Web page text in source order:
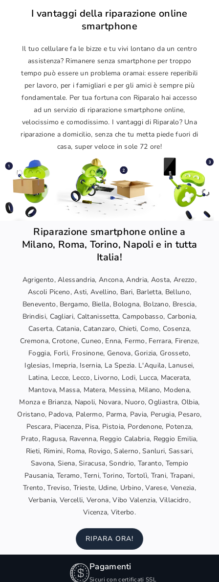
I vantaggi della riparazione online
smartphone
Il tuo cellulare fa le bizze e tu vivi lontano da un centro
assistenza? Rimanere senza smartphone per troppo
tempo può essere un problema oramai: essere reperibili
per lavoro, per i famigliari e per gli amici è sempre più
fondamentale. Per tua fortuna con Riparalo hai accesso
ad un servizio di riparazione smartphone online,
velocissimo e comodissimo. I vantaggi di Riparalo? Una
riparazione a domicilio, senza che tu metta piede fuori di
casa, super veloce in sole 72 ore!
Riparazione smartphone online a
Milano, Roma, Torino, Napoli e in tutta
Italia!
Agrigento, Alessandria, Ancona, Andria, Aosta, Arezzo,
Ascoli Piceno, Asti, Avellino, Bari, Barletta, Belluno,
Benevento, Bergamo, Biella, Bologna, Bolzano, Brescia,
Brindisi, Cagliari, Caltanissetta, Campobasso, Carbonia,
Caserta, Catania, Catanzaro, Chieti, Como, Cosenza,
Cremona, Crotone, Cuneo, Enna, Fermo, Ferrara, Firenze,
Foggia, Forli, Frosinone, Genova, Gorizia, Grosseto,
Iglesias, Imepria, Isernia, La Spezia. L'Aquila, Lanusei,
Latina, Lecce, Lecco, Livorno, Lodi, Lucca, Macerata,
Mantova, Massa, Matera, Messina, Milano, Modena,
Monza e Brianza, Napoli, Novara, Nuoro, Ogliastra, Olbia,
Oristano, Padova, Palermo, Parma, Pavia, Perugia, Pesaro,
Pescara, Piacenza, Pisa, Pistoia, Pordenone, Potenza,
Prato, Ragusa, Ravenna, Reggio Calabria, Reggio Emilia,
Rieti, Rimini, Roma, Rovigo, Salerno, Sanluri, Sassari,
Savona, Siena, Siracusa, Sondrio, Taranto, Tempio
Pausania, Teramo, Terni, Torino, Tortolì, Trani, Trapani,
Trento, Treviso, Trieste, Udine, Urbino, Varese, Venezia,
Verbania, Vercelli, Verona, Vibo Valenzia, Villacidro,
Vicenza, Viterbo.
RIPARA ORA!
Pagamenti
Sicuri con certificati SSL